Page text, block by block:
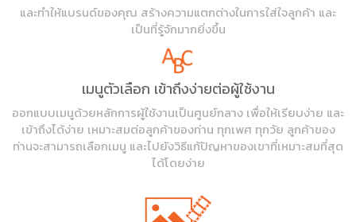
และทำให้แบรนด์ของคุณ สร้างความแตกต่างในการใส่ใจลูกค้า และ
เป็นที่รู้จักมากยิ่งขึ้น
เมนูตัวเลือก เข้าถึงง่ายต่อผู้ใช้งาน
ออกแบบเมนูด้วยหลักการผู้ใช้งานเป็นศูนย์กลาง เพื่อให้เรียบง่าย และ
เข้าถึงได้ง่าย เหมาะสมต่อลูกค้าของท่าน ทุกเพศ ทุกวัย ลูกค้าของ
ท่านจะสามารถเลือกเมนู และไปยังวิธีแก้ปัญหาของเขาที่เหมาะสมที่สุด
ได้โดยง่าย